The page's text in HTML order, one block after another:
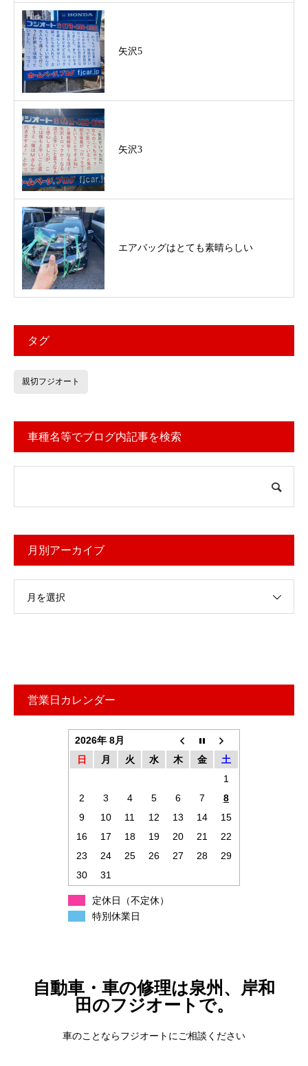
矢沢5
矢沢3
エアバッグはとても素晴らしい
タグ
親切フジオート
車種名等でブログ内記事を検索
月別アーカイブ
月を選択
営業日カレンダー
2026年 8月
日
月 火 水 木 金
土
1
2
3 4 5 6 7
8
9
10 11 12 13 14
15
16
17 18 19 20 21
22
23
24 25 26 27 28
29
30
31
定休日（不定休）
特別休業日
自動車・車の修理は泉州、岸和
田のフジオートで。
車のことならフジオートにご相談ください